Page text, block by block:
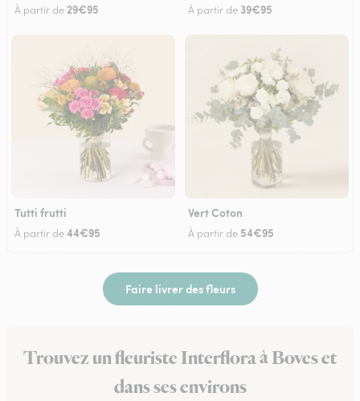
À partir de29€95 À partir de 39€95
Tutti frutti
À partir de44€95
Vert Coton
À partir de 54€95
Faire livrer des fleurs
Trouvez un fleuriste Interflora à Boves et
dans ses environs